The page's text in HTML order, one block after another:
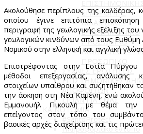
ΕΠΙΤΡΟΠΗΣ
ΔΙΔΑΚΤΙΚΟ -
ΕΠΙΣΤΗΜΟΝΙΚΟ
ΠΡΟΣΩΠΙΚΟ
ΔΙΟΙΚΗΤΙΚΟ -
ΠΡΟΣΩΠΙΚΟ
ΣΥΧΝΕΣ ΕΡΩΤΗΣΕΙΣ
ΕΠΙΣΤΗΜΟΝΙΚΕΣ
ΑΠΟΦΟΙΤΩΝ
ΕΙΠΑΝ ΓΙΑ ΕΜΑΣ
ΚΑΙΝΟΤΟΜΙΑ
#SantoProtect
Πληροφοριακό έντυπο
Ακολούθησε περίπλους της καλδέρας,
οποίου έγινε επιτόπια
περιγραφή της γεωλογικής εξέλιξης
γεωλογικών κινδύνων από τους Ευθύμη
Νομικού στην ελληνική και αγγλική
Επιστρέφοντας στην Εστία Πύργου
μέθοδοι επεξεργασίας, ανάλυσης
στοιχείων υπαίθρου και συζητήθηκαν
την άσκηση στη Νέα Καμένη, ενώ
Εμμανουήλ Πικουλή με θέμα την
επείγοντος στον τόπο του
βασικές αρχές διαχείρισης και τις